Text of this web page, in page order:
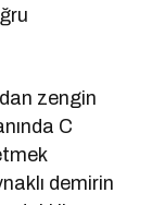
zengin
C
demirin